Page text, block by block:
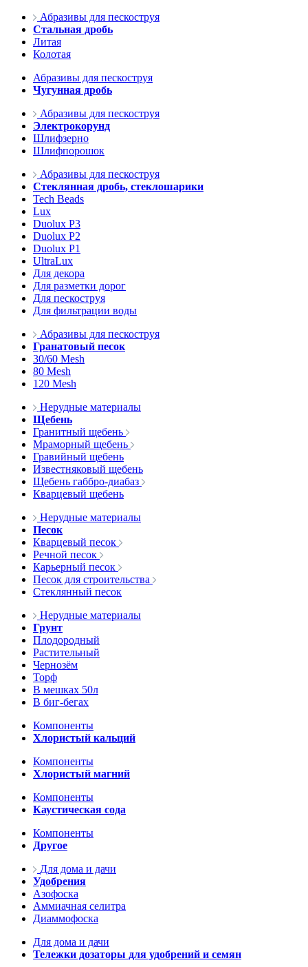
Абразивы для пескоструя
Стальная дробь
Литая
Колотая
Абразивы для пескоструя
Чугунная дробь
Абразивы для пескоструя
Электрокорунд
Шлифзерно
Шлифпорошок
Абразивы для пескоструя
Стеклянная дробь, стеклошарики
Tech Beads
Lux
Duolux P3
Duolux P2
Duolux P1
UltraLux
Для декора
Для разметки дорог
Для пескоструя
Для фильтрации воды
Абразивы для пескоструя
Гранатовый песок
30/60 Mesh
80 Mesh
120 Mesh
Нерудные материалы
Щебень
Гранитный щебень
Мраморный щебень
Гравийный щебень
Известняковый щебень
Щебень габбро-диабаз
Кварцевый щебень
Нерудные материалы
Песок
Кварцевый песок
Речной песок
Карьерный песок
Песок для строительства
Стеклянный песок
Нерудные материалы
Грунт
Плодородный
Растительный
Чернозём
Торф
В мешках 50л
В биг-бегах
Компоненты
Хлористый кальций
Компоненты
Хлористый магний
Компоненты
Каустическая сода
Компоненты
Другое
Для дома и дачи
Удобрения
Азофоска
Аммиачная селитра
Диаммофоска
Для дома и дачи
Тележки дозаторы для удобрений и семян